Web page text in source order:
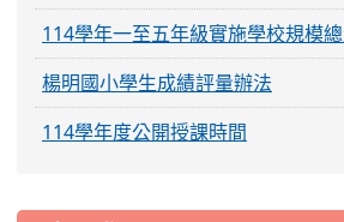
114學年一至五年級實施學校規模
楊明國小學生成績評量辦法
114學年度公開授課時間
:::